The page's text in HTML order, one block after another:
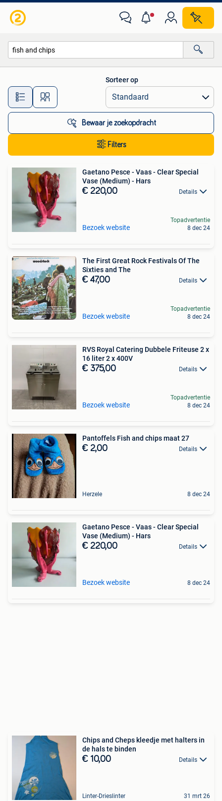
Alle afstanden…
Sorteer op
Bewaar je zoekopdracht
Filters
Gaetano Pesce - Vaas - Clear Special
Vase (Medium) - Hars
€ 220,00 Details
Bezoek website
Topadvertentie
8 dec 24
The First Great Rock Festivals Of The
Sixties and The
€ 47,00 Details
Bezoek website
Topadvertentie
8 dec 24
RVS Royal Catering Dubbele Friteuse 2 x
16 liter 2 x 400V
€ 375,00 Details
Bezoek website
Topadvertentie
8 dec 24
Pantoffels Fish and chips maat 27
€ 2,00 Details
Herzele 8 dec 24
Gaetano Pesce - Vaas - Clear Special
Vase (Medium) - Hars
€ 220,00 Details
Bezoek website 8 dec 24
Chips and Cheps kleedje met halters in
de hals te binden
€ 10,00 Details
Linter-Drieslinter 31 mrt 26